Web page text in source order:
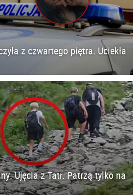
z czwartego piętra. Uciekła
Ujęcia z Tatr. Patrzą tylko na